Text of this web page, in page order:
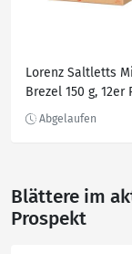
Lorenz Saltletts
Brezel 150 g, 12er
Blättere im
Prospekt